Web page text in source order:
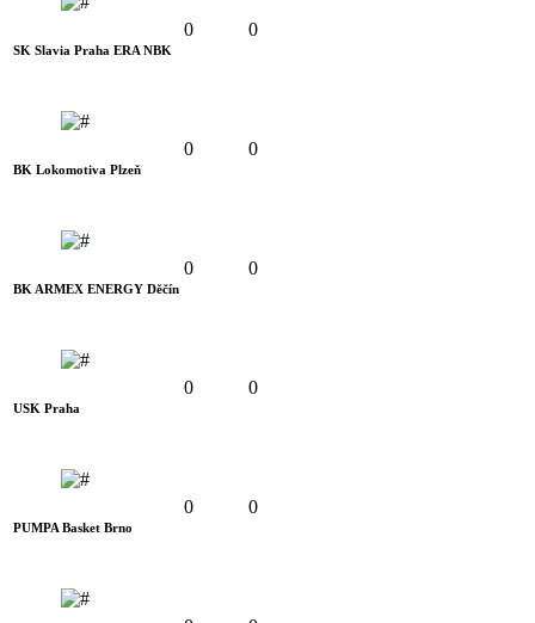
SK Slavia Praha ERA NBK
0 0
BK Lokomotiva Plzeň
0 0
BK ARMEX ENERGY Děčín
0 0
USK Praha
0 0
PUMPA Basket Brno
0 0